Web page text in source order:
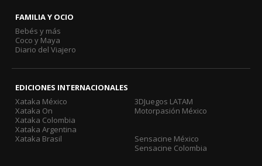
FAMILIA Y OCIO
Bebés y más
Coco y Maya
Diario del Viajero
EDICIONES INTERNACIONALES
Xataka México
Xataka On
Xataka Colombia
Xataka Argentina
Xataka Brasil
3DJuegos LATAM
Motorpasión México
Sensacine México
Sensacine Colombia